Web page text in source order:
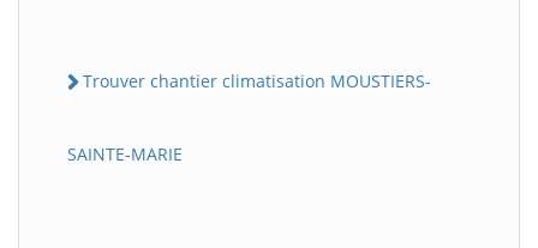
Trouver chantier climatisation MOUSTIERS-
SAINTE-MARIE